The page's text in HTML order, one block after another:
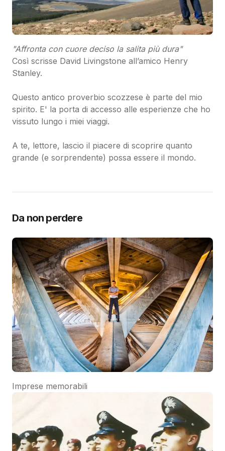
"Affronta con cuore deciso la salita più dura"
Così scrisse David Livingstone all’amico Henry
Stanley.
Questo antico proverbio scozzese è parte del mio
spirito. E' la porta di accesso alle esperienze che ho
vissuto lungo i miei viaggi.
A te, lettore, lascio il piacere di scoprire quanto
grande (e sorprendente) possa essere il mondo.
Da non perdere
Imprese memorabili